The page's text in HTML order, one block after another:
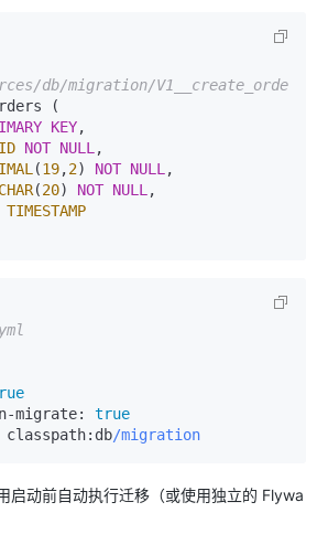
db/migration/
(
KEY,
NOT NULL ,
(19,2) NOT NULL ,
(20) NOT NULL ,
TIMESTAMP
migrate:
true
classpath:db/migration
启动前自动执行迁移（或使用独立的 Flywa